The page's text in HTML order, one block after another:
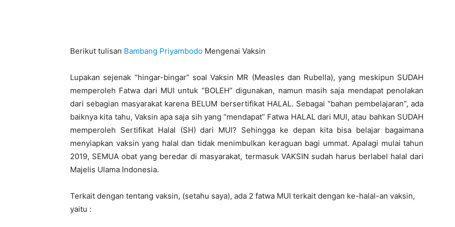
Berikut tulisan Bambang Priyambodo Mengenai Vaksin
Lupakan sejenak “hingar-bingar” soal Vaksin MR (Measles dan Rubella), yang meskipun SUDAH
memperoleh Fatwa dari MUI untuk “BOLEH” digunakan, namun masih saja mendapat penolakan
dari sebagian masyarakat karena BELUM bersertifikat HALAL. Sebagai “bahan pembelajaran”, ada
baiknya kita tahu, Vaksin apa saja sih yang “mendapat” Fatwa HALAL dari MUI, atau bahkan SUDAH
memperoleh Sertifikat Halal (SH) dari MUI? Sehingga ke depan kita bisa belajar bagaimana
menyiapkan vaksin yang halal dan tidak menimbulkan keraguan bagi ummat. Apalagi mulai tahun
2019, SEMUA obat yang beredar di masyarakat, termasuk VAKSIN sudah harus berlabel halal dari
Majelis Ulama Indonesia.
Terkait dengan tentang vaksin, (setahu saya), ada 2 fatwa MUI terkait dengan ke-halal-an vaksin,
yaitu :